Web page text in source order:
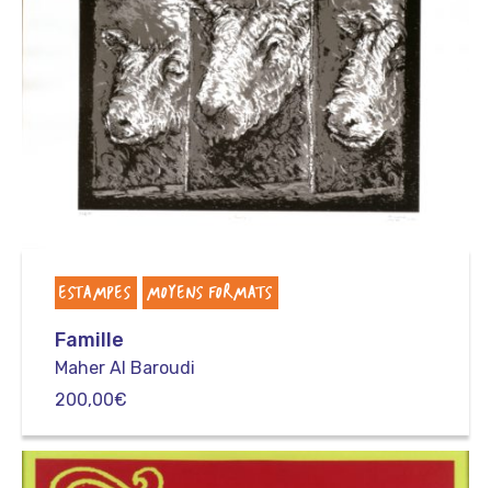
ESTAMPES MOYENS FORMATS
Famille
Maher Al Baroudi
200,00€